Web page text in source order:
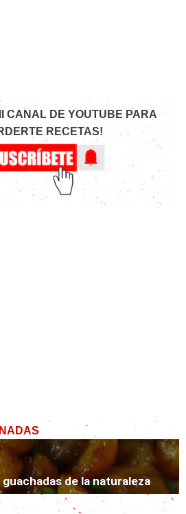
CANAL DE YOUTUBE PARA
RECETAS!
de la naturaleza